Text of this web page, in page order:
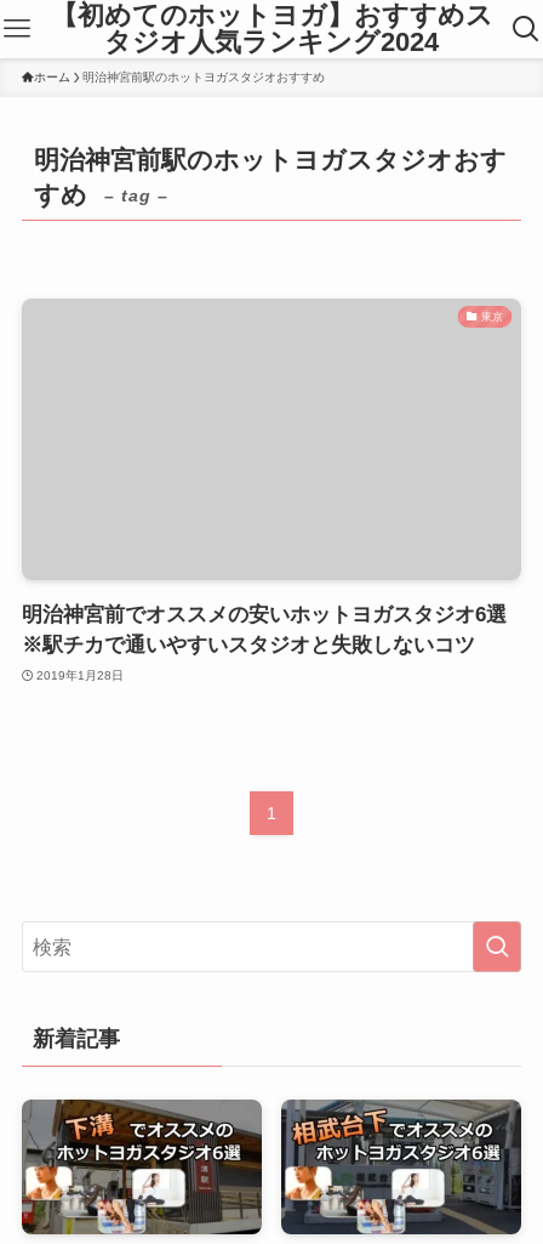
【初めてのホットヨガ】おすすめス
タジオ人気ランキング2024
ホーム 明治神宮前駅のホットヨガスタジオおすすめ
明治神宮前駅のホットヨガスタジオおす
すめ
– tag –
東京
明治神宮前でオススメの安いホットヨガスタジオ6選
※駅チカで通いやすいスタジオと失敗しないコツ
2019年1月28日
1
新着記事